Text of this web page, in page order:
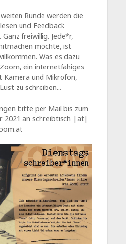
Runde werden die
und Feedback
Ganz freiwillig. Jede*r,
möchte, ist
Was es dazu
ein internetfähiges
Kamera und Mikrofon,
zu schreiben...
bitte per Mail bis zum
2021 an schreibtisch |at|